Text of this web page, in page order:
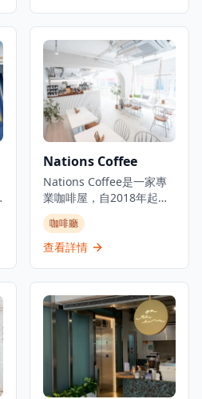
和社區建設而聞名，
Espresso Remedy已成為
充滿活力的咖啡文化的一
部分，將太平山街轉變為
香港最成功的士紳化地區
之一，擁有眾多時尚咖啡
店。咖啡店環境溫馨舒
適，適合情侶約會、朋友
聚會或獨自享受咖啡時
光。無論是想要品嚐經典
意式濃縮咖啡還是探索不
同產地的單品咖啡，
Espresso Remedy都能滿
足您的需求，為客人提供
Nations Coffee
Nations Coffee是一家專
業咖啡屋，自2018年起在
香港營業。位於灣仔，這
家咖啡店和咖啡廳提供舒
適的環境和景觀，專門提
位於夏愨街百德中心大廈2
樓，可乘電梯到達。營業
時間為週一至週五上午
8:30至下午5:30，週六和
週日上午9:00至下午
6:00。
咖啡廳
查看詳情